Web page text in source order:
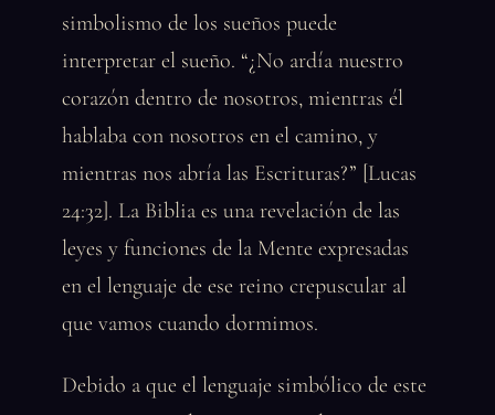
simbolismo de los sueños puede
interpretar el sueño. “¿No ardía nuestro
corazón dentro de nosotros, mientras él
hablaba con nosotros en el camino, y
mientras nos abría las Escrituras?” [Lucas
24:32]. La Biblia es una revelación de las
leyes y funciones de la Mente expresadas
en el lenguaje de ese reino crepuscular al
que vamos cuando dormimos.
Debido a que el lenguaje simbólico de este